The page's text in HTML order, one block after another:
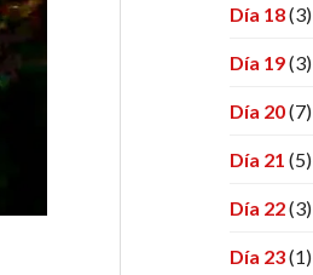
Día 18(3)
Día 19(3)
Día 20(7)
Día 21 (5)
Día 22(3)
Día 23(1)